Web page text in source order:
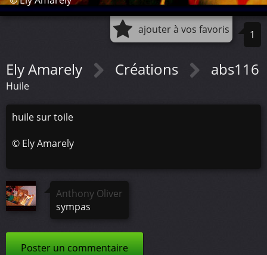
ajouter à vos favoris 1
Ely Amarely Créations abs116
Huile
huile sur toile
© Ely Amarely
Anthony Oliver
sympas
Poster un commentaire